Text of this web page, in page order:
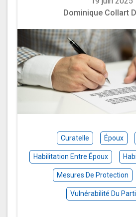
Dominique Collart
Curatelle Époux
Habilitation Entre Époux
Mesures De Protection
Vulnérabilité Du